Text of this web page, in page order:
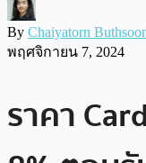
By Chaiyatorn
พฤศจิกายน 7, 2024
ราคา